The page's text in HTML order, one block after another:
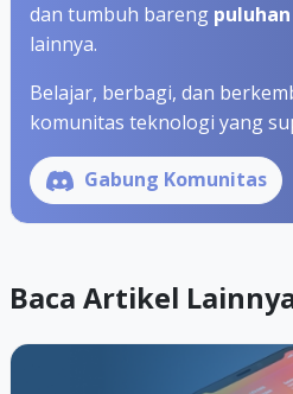
dan tumbuh bareng
lainnya.
Belajar, berbagi, dan
komunitas teknologi yang
Gabung Komunitas
Baca Artikel